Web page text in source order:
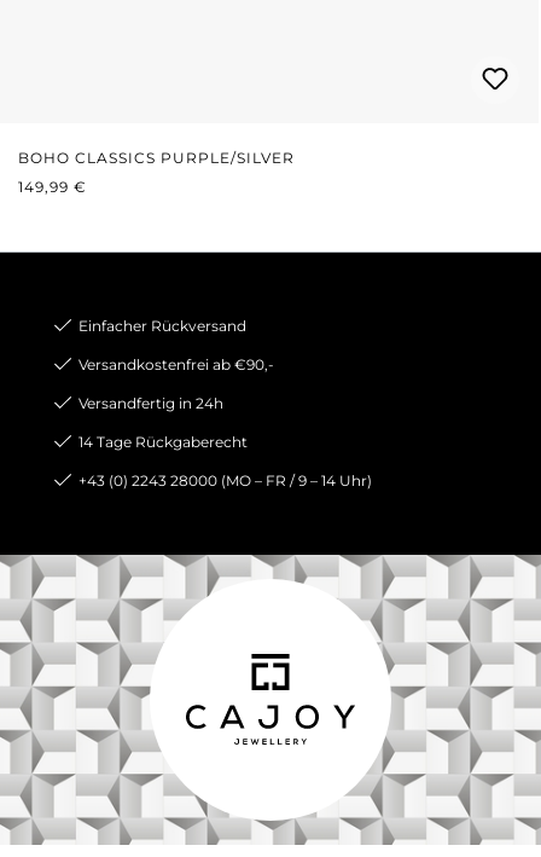
BOHO CLASSICS PURPLE/SILVER
REGULÄRER PREIS:
149,99 €
Einfacher Rückversand
Versandkostenfrei ab €90,-
Versandfertig in 24h
14 Tage Rückgaberecht
+43 (0) 2243 28000 (MO – FR / 9 – 14 Uhr)